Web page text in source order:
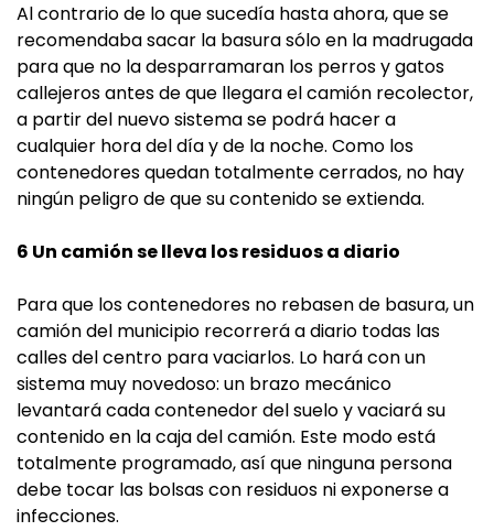
Al contrario de lo que sucedía hasta ahora, que se
recomendaba sacar la basura sólo en la madrugada
para que no la desparramaran los perros y gatos
callejeros antes de que llegara el camión recolector,
a partir del nuevo sistema se podrá hacer a
cualquier hora del día y de la noche. Como los
contenedores quedan totalmente cerrados, no hay
ningún peligro de que su contenido se extienda.
6 Un camión se lleva los residuos a diario
Para que los contenedores no rebasen de basura, un
camión del municipio recorrerá a diario todas las
calles del centro para vaciarlos. Lo hará con un
sistema muy novedoso: un brazo mecánico
levantará cada contenedor del suelo y vaciará su
contenido en la caja del camión. Este modo está
totalmente programado, así que ninguna persona
debe tocar las bolsas con residuos ni exponerse a
infecciones.